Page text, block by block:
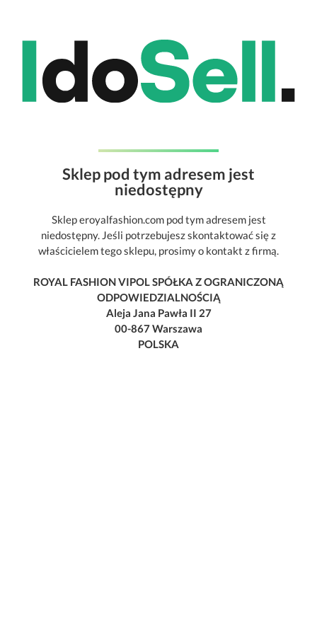
Sklep pod tym adresem jest
niedostępny
Sklep eroyalfashion.com pod tym adresem jest
niedostępny. Jeśli potrzebujesz skontaktować się z
właścicielem tego sklepu, prosimy o kontakt z firmą.
ROYAL FASHION VIPOL SPÓŁKA Z OGRANICZONĄ
ODPOWIEDZIALNOŚCIĄ
Aleja Jana Pawła II 27
00-867 Warszawa
POLSKA